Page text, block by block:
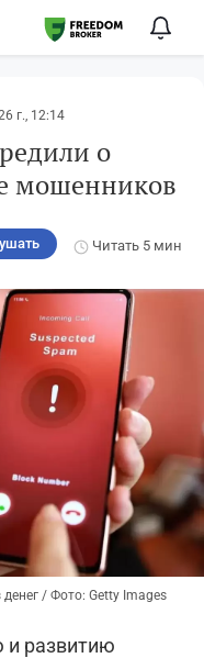
г., 12:14
о
мошенников
Читать 5 мин
/ Фото: Getty Images
и развитию